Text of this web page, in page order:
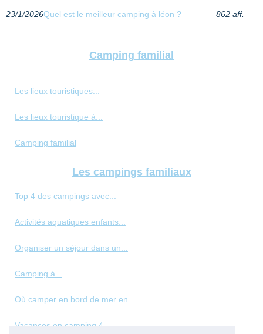
23/1/2026Quel est le meilleur camping à léon ? 862 aff.
Camping familial
Les lieux touristiques...
Les lieux touristique à...
Camping familial
Les campings familiaux
Top 4 des campings avec...
Activités aquatiques enfants...
Organiser un séjour dans un...
Camping à...
Où camper en bord de mer en...
Vacances en camping 4...